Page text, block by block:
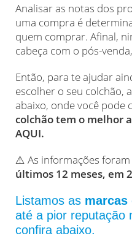
Analisar as notas dos
uma compra é
quem comprar. Afinal,
cabeça com o pós-
Então, para te ajudar
escolher o seu colchão,
abaixo, onde você pode
colchão tem o melhor
AQUI.
⚠️ As informações
últimos 12 meses, em
Listamos as marcas
até a pior reputação
confira abaixo.